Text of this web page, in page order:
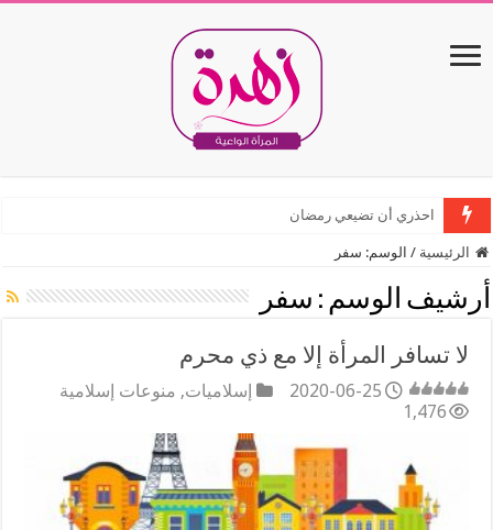
احذري أن تضيعي رمضان
اغتنام الوقت
الرئيسية / الوسم: سفر
أرشيف الوسم : سفر
لا تسافر المرأة إلا مع ذي محرم
2020-06-25 إسلاميات, منوعات إسلامية
1,476